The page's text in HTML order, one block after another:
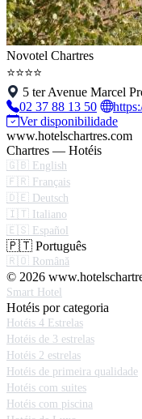
Novotel Chartres
⭐⭐⭐⭐
5 ter Avenue Marcel
02 37 88 13 50
Ver disponibilidade
www.hotelschartres.com
Chartres — Hotéis
🇬🇧 English
🇫🇷 Français
🇩🇪 Deutsch
🇮🇹 Italiano
🇪🇸 Español
🇵🇹 Português
🇷🇴 Română
© 2026
Smart Hotel
Hotéis por categoria
Hotéis 4 Estrelas
Hotéis de 3 estrelas
Hotéis 2 estrelas
Hotéis de primeira qualidade
Hotéis com suites
Hotéis com piscina